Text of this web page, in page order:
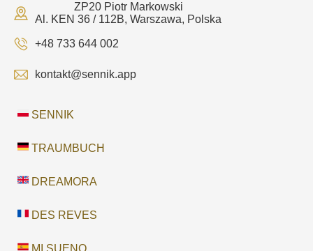
ZP20 Piotr Markowski
Al. KEN 36 / 112B, Warszawa, Polska
+48 733 644 002
kontakt@sennik.app
SENNIK
TRAUMBUCH
DREAMORA
DES REVES
MI SUENO